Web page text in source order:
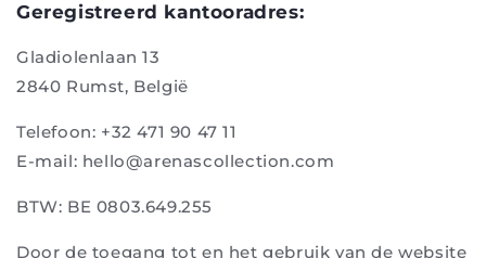
Geregistreerd kantooradres:
Gladiolenlaan 13
2840 Rumst, België
Telefoon: +32 471 90 47 11
E-mail: hello@arenascollection.com
BTW: BE 0803.649.255
Door de toegang tot en het gebruik van de website